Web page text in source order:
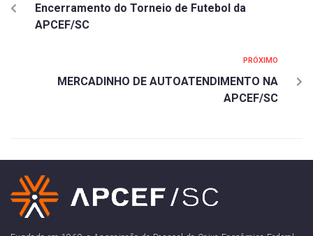
Encerramento do Torneio de Futebol da
APCEF/SC
PRÓXIMO
MERCADINHO DE AUTOATENDIMENTO NA
APCEF/SC